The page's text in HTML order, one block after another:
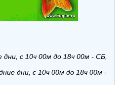
с 10ч 00м до 18ч 00м - СБ,
дни, с 10ч 00м до 18ч 00м -